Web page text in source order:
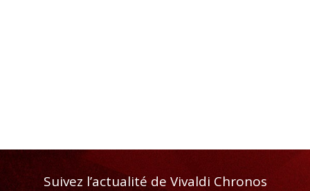
Suivez l’actualité de Vivaldi Chronos